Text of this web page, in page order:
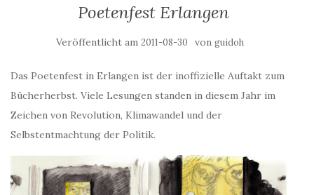
Poetenfest Erlangen
Veröffentlicht am 2011-08-30 von guidoh
Das Poetenfest in Erlangen ist der inoffizielle Auftakt zum
Bücherherbst. Viele Lesungen standen in diesem Jahr im
Zeichen von Revolution, Klimawandel und der
Selbstentmachtung der Politik.